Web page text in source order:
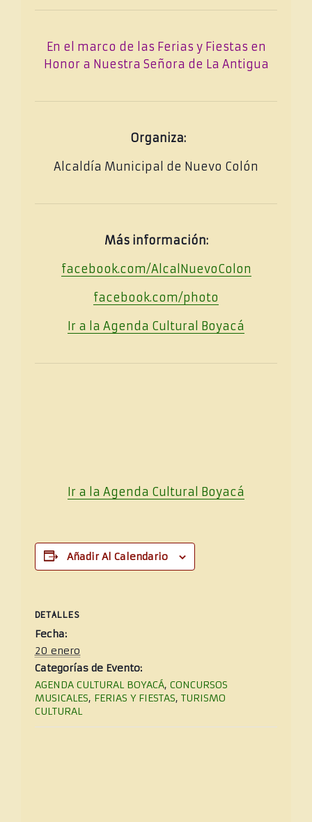
En el marco de las Ferias y Fiestas en
Honor a Nuestra Señora de La Antigua
Organiza:
Alcaldía Municipal de Nuevo Colón
Más información:
facebook.com/AlcalNuevoColon
facebook.com/photo
Ir a la Agenda Cultural Boyacá
Ir a la Agenda Cultural Boyacá
Añadir Al Calendario
DETALLES
Fecha:
20 enero
Categorías de Evento:
AGENDA CULTURAL BOYACÁ, CONCURSOS
MUSICALES, FERIAS Y FIESTAS, TURISMO
CULTURAL